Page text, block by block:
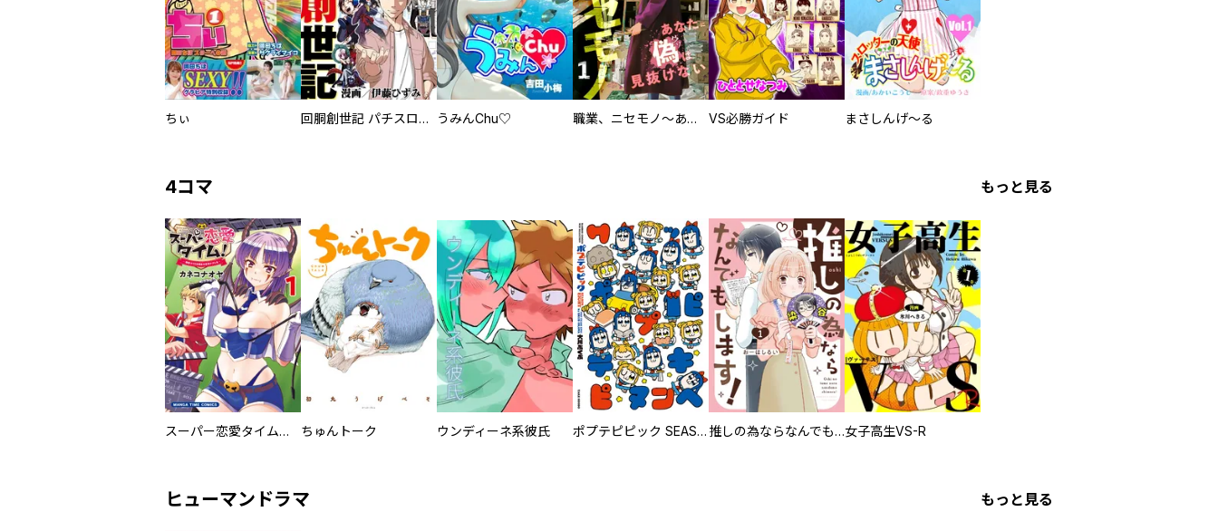
ちぃ 回胴創世記 パチスロを創った男達 うみんChu♡ 職業、ニセモノ～あなたに偽は見抜けない【電子単行本版】 VS必勝ガイド まさしんげ～る
4コマ もっと見る
スーパー恋愛タイム！～現場でドＳな彼女は自宅でデレる～ ちゅんトーク ウンディーネ系彼氏 ポプテピピック SEASON EIGHT 推しの為ならなんでもします！女子高生VS-R
ヒューマンドラマ もっと見る